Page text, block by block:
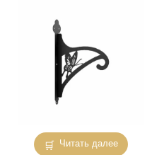
Читать далее